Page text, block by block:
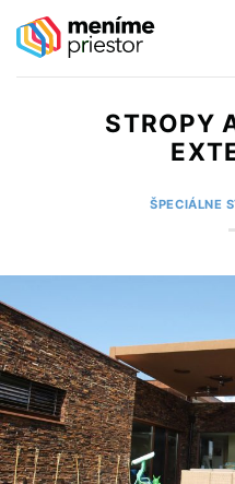
Preskočiť
na
STROPY
ŠPECIÁLNE